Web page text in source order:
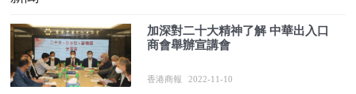
加深對二十大精神了解 中華出入口
商會舉辦宣講會
香港商報 2022-11-10